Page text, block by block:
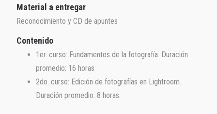
Material a entregar
Reconocimiento y CD de apuntes
Contenido
1er. curso: Fundamentos de la fotografía. Duración
promedio: 16 horas
2do. curso: Edición de fotografías en Lightroom.
Duración promedio: 8 horas.